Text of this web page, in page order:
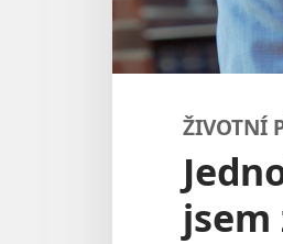
ŽIVOTNÍ
jsem